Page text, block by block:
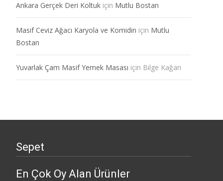
Ankara Gerçek Deri Koltuk için Mutlu Bostan
Masif Ceviz Ağacı Karyola ve Komidin için Mutlu
Bostan
Yuvarlak Çam Masif Yemek Masası için Bilge Kağan
Sepet
En Çok Oy Alan Ürünler